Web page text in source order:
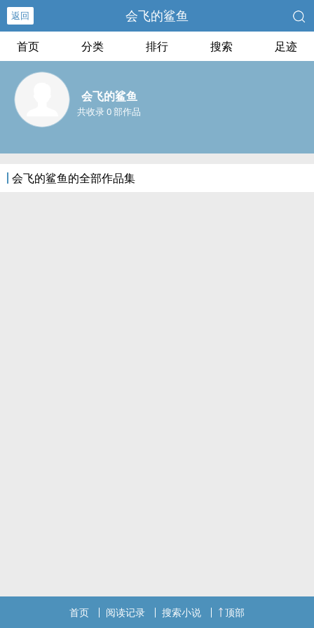
返回 会飞的鲨鱼
首页 分类 排行 搜索 足迹
会飞的鲨鱼
共收录 0 部作品
会飞的鲨鱼的全部作品集
首页 阅读记录 搜索小说 顶部